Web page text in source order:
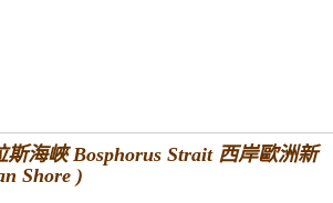
海峽 Bosphorus Strait 西岸歐洲新
Shore )